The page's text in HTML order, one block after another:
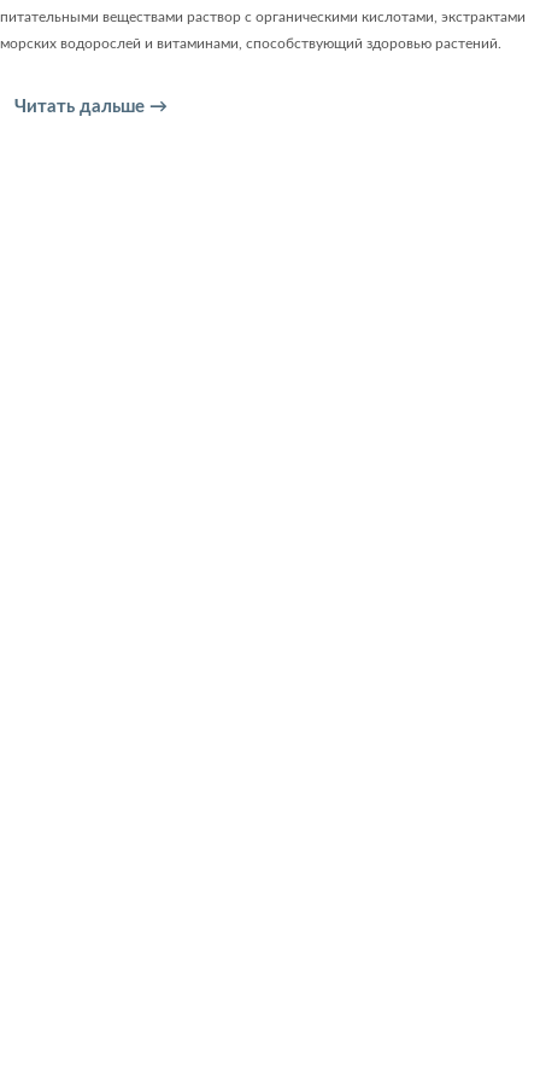
питательными веществами раствор с органическими кислотами, экстрактами
морских водорослей и витаминами, способствующий здоровью растений.
Читать дальше →